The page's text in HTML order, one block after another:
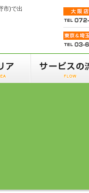
市)で出